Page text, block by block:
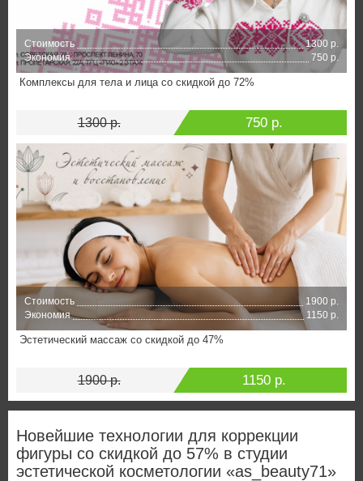
Стоимость
1300 р.
Экономия
750 р.
Комплексы для тела и лица со скидкой до 72%
1300 р. 750 р.
Стоимость
1900 р.
Экономия
1150 р.
Эстетический массаж со скидкой до 47%
1900 р. 1150 р.
Новейшие технологии для коррекции
фигуры со скидкой до 57% в студии
эстетической косметологии «as_beauty71»